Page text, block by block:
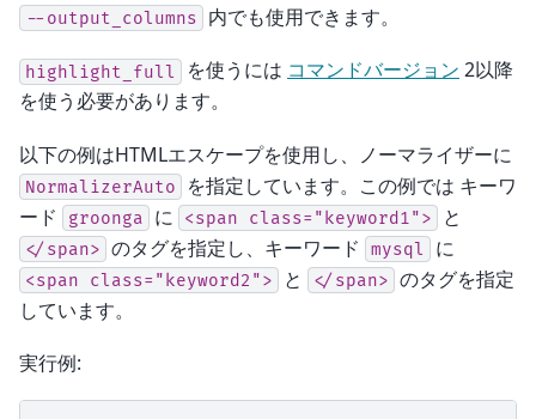
--output_columns 内でも使用できます。
highlight_full を使うには コマンドバージョン 2以降
を使う必要があります。
以下の例はHTMLエスケープを使用し、ノーマライザーに
NormalizerAuto
を指定しています。この例では キーワ
ード
groonga に <span class="keyword1"> と
</span> のタグを指定し、キーワード mysql に
<span class="keyword2"> と </span> のタグを指定
しています。
実行例: